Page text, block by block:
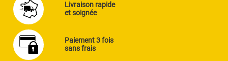
Livraison rapide
et soignée
Paiement 3 fois
sans frais